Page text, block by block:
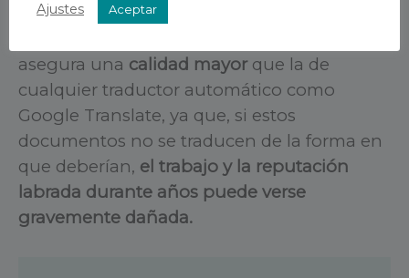
asegura una calidad mayor que la de
cualquier traductor automático como
Google Translate, ya que, si estos
documentos no se traducen de la forma en
que deberían, el trabajo y la reputación
labrada durante años puede verse
gravemente dañada.
Ajustes Aceptar